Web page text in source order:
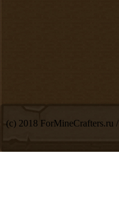
(c) 2018 ForMineCrafters.ru /